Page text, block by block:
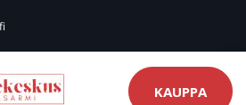
KAUPPA